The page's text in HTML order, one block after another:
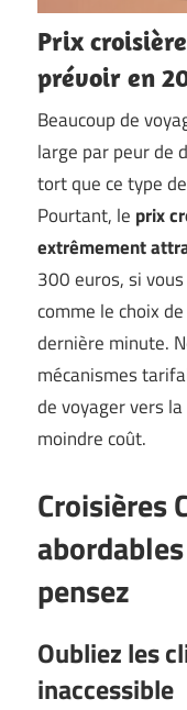
Prix
prévoir en
Beaucoup de
large par peur de
tort que ce type
Pourtant, le prix
extrêmement
300 euros, si
comme le choix
dernière minute.
mécanismes
de voyager vers
moindre coût.
Croisières
pensez
Oubliez les
inaccessible